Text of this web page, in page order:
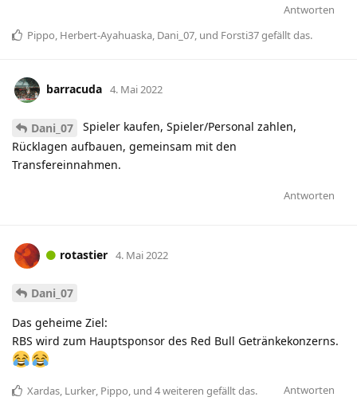
Antworten
Pippo, Herbert-Ayahuaska, Dani_07, und Forsti37gefällt das.
barracuda 4. Mai 2022
Dani_07
Spieler kaufen, Spieler/Personal zahlen,
Rücklagen aufbauen, gemeinsam mit den
Transfereinnahmen.
Antworten
rotastier 4. Mai 2022
Dani_07
Das geheime Ziel:
RBS wird zum Hauptsponsor des Red Bull Getränkekonzerns.
Antworten
Xardas, Lurker, Pippo, und 4weiteren gefällt das.